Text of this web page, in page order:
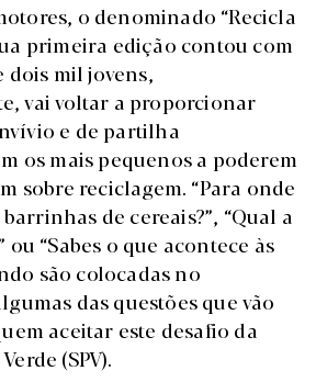
o denominado “Recicla
primeira edição contou com
dois mil jovens,
vai voltar a proporcionar
e de partilha
os mais pequenos a poderem
sobre reciclagem. “Para onde
de cereais?”, “Qual a
ou “Sabes o que acontece às
são colocadas no
das questões que vão
aceitar este desafio da
(SPV).